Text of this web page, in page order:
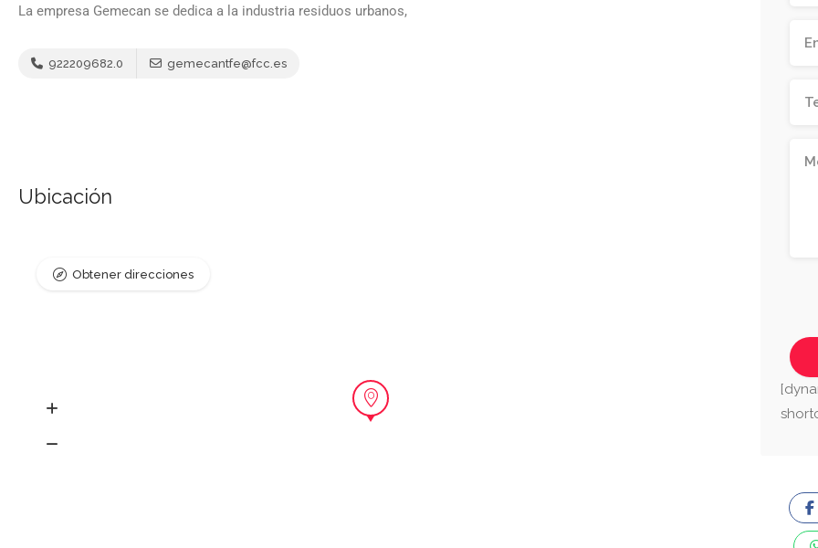
La empresa Gemecan se dedica a la industria residuos urbanos,
922209682.0 gemecantfe@fcc.es
Ubicación
Obtener direcciones